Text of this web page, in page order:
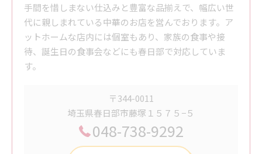
手間を惜しまない仕込みと豊富な品揃えで、幅広い世
代に親しまれている中華のお店を営んでおります。ア
ットホームな店内には個室もあり、家族の食事や接
待、誕生日の食事会などにも春日部で対応していま
す。
〒344-0011
埼玉県春日部市藤塚１５７５−５
048-738-9292